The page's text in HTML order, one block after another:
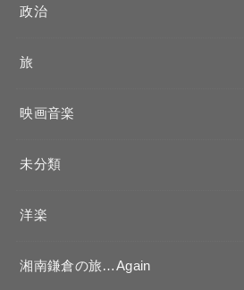
政治
旅
映画音楽
未分類
洋楽
湘南鎌倉の旅…Again